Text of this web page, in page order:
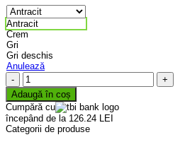
Antracit
Crem
Gri
Gri deschis
Anulează
Cantitate
Canapea
Santorini
Adaugă în coș
Cumpără cu
începând de la 126.24 LEI
Categorii de produse